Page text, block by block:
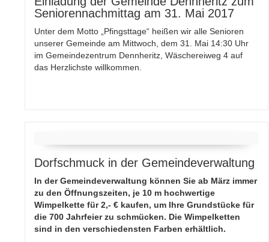
Seniorennachmittag am 31. Mai 2017
Unter dem Motto „Pfingsttage“ heißen wir alle Senioren
unserer Gemeinde am Mittwoch, dem 31. Mai 14:30 Uhr
im Gemeindezentrum Dennheritz, Wäschereiweg 4 auf
das Herzlichste willkommen.
Dorfschmuck in der Gemeindeverwaltung
In der Gemeindeverwaltung können Sie ab März immer
zu den Öffnungszeiten, je 10 m hochwertige
Wimpelkette für 2,- € kaufen, um Ihre Grundstücke für
die 700 Jahrfeier zu schmücken. Die Wimpelketten
sind in den verschiedensten Farben erhältlich.